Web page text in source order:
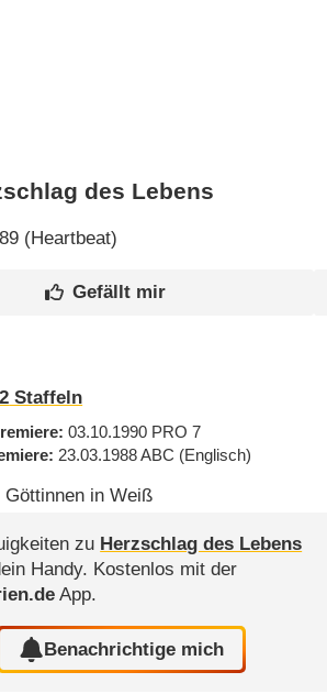
des Lebens
(Heartbeat)
2 Staffeln
03.10.1990 PRO 7
23.03.1988ABC (Englisch)
in Weiß
zu Herzschlag des Lebens
Handy. Kostenlos mit der
App.
Benachrichtige mich